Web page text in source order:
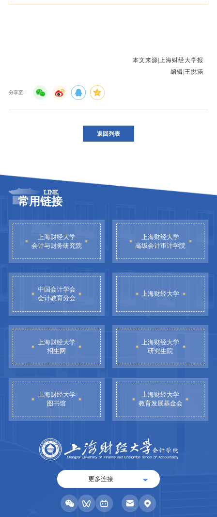
本文来源|上海财经大学报
编辑|王悦涵
分享至:
返回列表
LINK
常用链接
上海财经大学
会计与财务研究院
上海财经大学
高级会计审计学院
中国会计学会
会计教育分会
上海财经大学
上海财经大学
招生网
上海财经大学
研究生院
上海财经大学
图书馆
上海财经大学
教育发展基金会
更多连接